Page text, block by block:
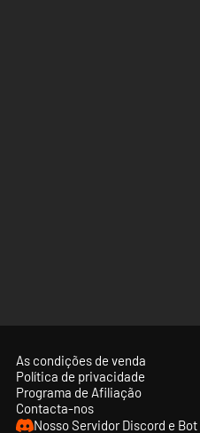
As condições de venda
Política de privacidade
Programa de Afiliação
Contacta-nos
Nosso Servidor Discord e Bot